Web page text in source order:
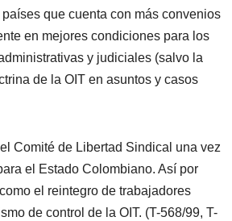
que cuenta con más convenios
en mejores condiciones para los
y judiciales (salvo la
de la OIT en asuntos y casos
Comité de Libertad Sindical una vez
el Estado Colombiano. Así por
el reintegro de trabajadores
de control de la OIT. (T-568/99, T-